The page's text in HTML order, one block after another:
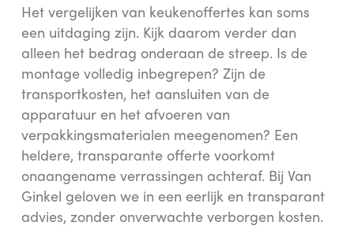
Het vergelijken van keukenoffertes kan soms
een uitdaging zijn. Kijk daarom verder dan
alleen het bedrag onderaan de streep. Is de
montage volledig inbegrepen? Zijn de
transportkosten, het aansluiten van de
apparatuur en het afvoeren van
verpakkingsmaterialen meegenomen? Een
heldere, transparante offerte voorkomt
onaangename verrassingen achteraf. Bij Van
Ginkel geloven we in een eerlijk en transparant
advies, zonder onverwachte verborgen kosten.